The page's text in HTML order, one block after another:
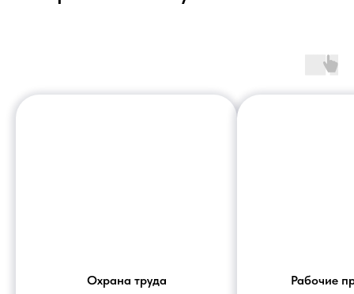
Охрана труда Рабочие